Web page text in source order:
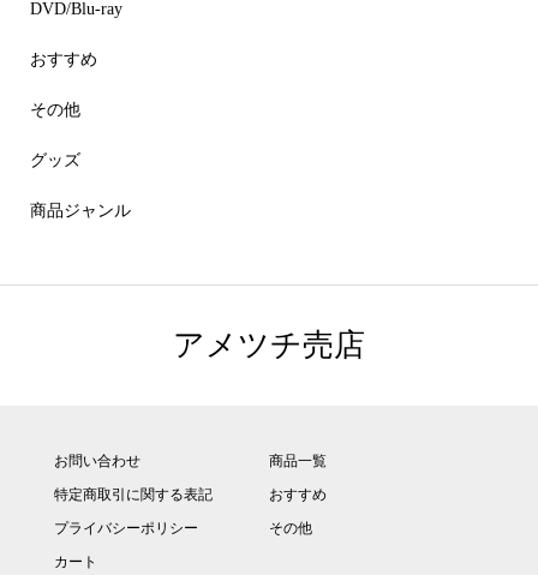
DVD/Blu-ray
おすすめ
その他
グッズ
商品ジャンル
アメツチ売店
お問い合わせ
特定商取引に関する表記
プライバシーポリシー
カート
商品一覧
おすすめ
その他